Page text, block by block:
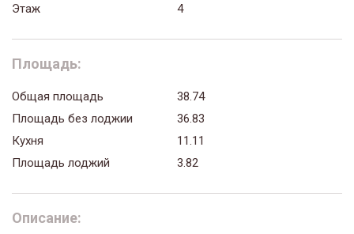
Этаж
4
Площадь:
Общая площадь
38.74
Площадь без лоджии
36.83
Кухня
11.11
Площадь лоджий
3.82
Описание: